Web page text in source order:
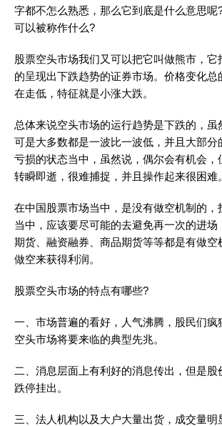
字都不怎么熟悉，那么它到底是什么意思呢
可以被称作什么?
股票空头市场我们又可以把它叫做熊市，它
的呈现出下跌趋势的证券市场。价格变化总
在走低，特征就是小涨大跌。
总体来说空头市场的运行趋势是下跌的，虽
可是大多数都是一波比一波低，并且大部分
亏损的状态当中，虽然说，偶尔会有机会，
转瞬即逝，很难捕捉，并且操作起来很困难。
在中国股票市场当中，是没有做空机制的，
当中，应该要尽可能的去避免再一次的进场
期货、融资融券、商品期货等等都是有做空
做空来获得利润。
股票空头市场的特点有哪些?
一、市场普遍的看好，人气沸腾，股民们疯
空头市场将要来临的典型先兆。
二、消息层面上有利好的消息传出，但是股
跌停挂出。
三、法人机构以及大户大量出货，成交量明